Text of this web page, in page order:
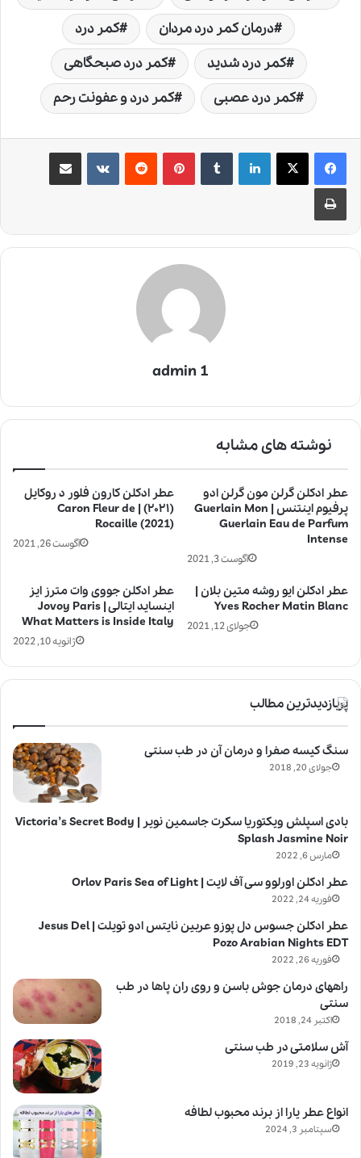
درمان کمر درد مردان
کمر درد
کمر درد شدید
کمر درد صبحگاهی
کمر درد عصبی
کمر درد و عفونت رحم
لینکدین ‫تامبلر ‫پین‌ترست‫رددیت ‫VKontakteاشتراک گذاری از طریق ایمیل
چاپ
admin 1
نوشته های مشابه
عطر ادکلن کارون فلور د روکایل
(۲۰۲۱) | Caron Fleur de
Rocaille (2021)
آگوست 26, 2021
عطر ادکلن گرلن مون گرلن ادو
پرفیوم اینتنس | Guerlain Mon
Guerlain Eau de Parfum
Intense
آگوست 3, 2021
عطر ادکلن جووی وات مترز ایز
اینساید ایتالی | Jovoy Paris
What Matters is Inside Italy
ژانویه 10, 2022
عطر ادکلن ایو روشه متین بلان |
Yves Rocher Matin Blanc
جولای 12, 2021
پربازدیدترین مطالب
سنگ کیسه صفرا و درمان آن در طب سنتی
جولای 20, 2018
بادی اسپلش ویکتوریا سکرت جاسمین نویر | Victoria’s Secret Body
Splash Jasmine Noir
مارس 6, 2022
عطر ادکلن اورلوو سی آف لایت | Orlov Paris Sea of Light
فوریه 24, 2022
عطر ادکلن جسوس دل پوزو عربین نایتس ادو تویلت | Jesus Del
Pozo Arabian Nights EDT
فوریه 26, 2022
راههای درمان جوش باسن و روی ران پاها در طب
سنتی
اکتبر 24, 2018
آش سلامتی در طب سنتی
ژانویه 23, 2019
انواع عطر یارا از برند محبوب لطافه
سپتامبر 3, 2024